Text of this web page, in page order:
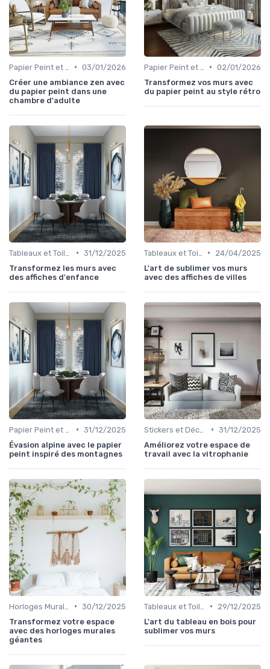
• 03/01/2026
Créer une ambiance zen avec
du papier peint dans une
chambre d'adulte
• 02/01/2026
Transformez vos murs avec
du papier peint au style rétro
• 31/12/2025
Transformez les murs avec
des affiches d'enfance
•
24/04/2025
L'art de sublimer vos murs
avec des affiches de villes
• 31/12/2025
Évasion alpine avec le papier
peint inspiré des montagnes
• 31/12/2025
Améliorez votre espace de
travail avec la vitrophanie
• 30/12/2025
Transformez votre espace
avec des horloges murales
géantes
•
29/12/2025
L'art du tableau en bois pour
sublimer vos murs